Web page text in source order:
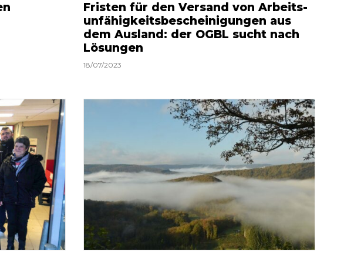
Fristen für den Versand von Arbeits­
unfähigkeitsbescheinigungen aus
dem Ausland: der OGBL sucht nach
Lösungen
18/07/2023